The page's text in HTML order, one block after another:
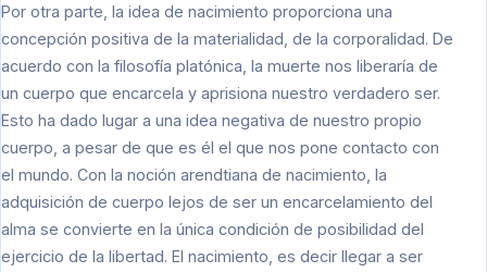
Por otra parte, la idea de nacimiento proporciona una
concepción positiva de la materialidad, de la corporalidad. De
acuerdo con la filosofía platónica, la muerte nos liberaría de
un cuerpo que encarcela y aprisiona nuestro verdadero ser.
Esto ha dado lugar a una idea negativa de nuestro propio
cuerpo, a pesar de que es él el que nos pone contacto con
el mundo. Con la noción arendtiana de nacimiento, la
adquisición de cuerpo lejos de ser un encarcelamiento del
alma se convierte en la única condición de posibilidad del
ejercicio de la libertad. El nacimiento, es decir llegar a ser